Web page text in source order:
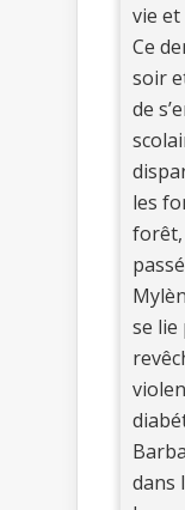
vie
Ce
soir
de
les
forêt,
se lie
dans